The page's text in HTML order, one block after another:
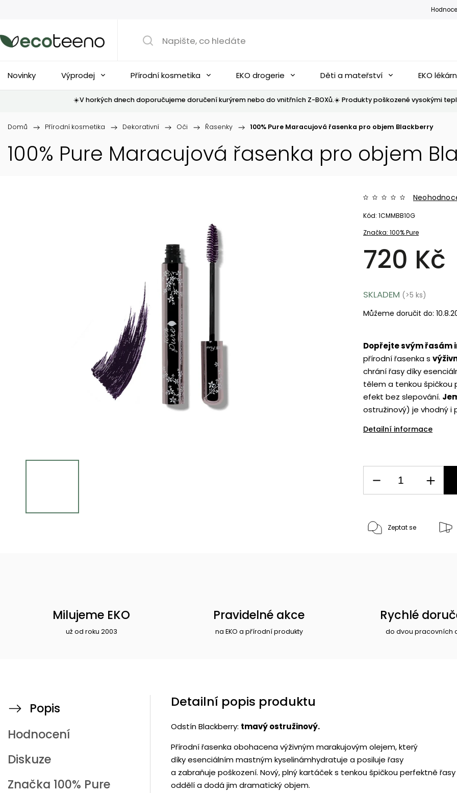
Novinky Výprodej Přírodní kosmetika EKO drogerie Děti a mateřství EKO
☀️V horkých dnech doporučujeme doručení kurýrem nebo do vnitřních Z-BOXů.☀️ Produkty poškozené vysokými
Domů / Přírodní kosmetika / Dekorativní / Oči / Řasenky / 100% Pure Maracujová řasenka pro objem Blackberry
100% Pure Maracujová řasenka pro objem
Značka:100% Pure
720 Kč
Kód: 1CMMBB10G
Dopřejte svým řasám
přírodní řasenka s
chrání řasy díky
tělem a tenkou špičkou
efekt bez slepování.
ostružinový) je vhodný i
Detailní informace
SKLADEM (>5 ks)
Můžeme doručit do:
Zeptat se
Milujeme EKO
už od roku 2003
Pravidelné akce
na EKO a přírodní produkty
Rychlé
do dvou pracovních
Popis
Hodnocení
Diskuze
Značka 100% Pure
Detailní popis produktu
Odstín Blackberry: tmavý ostružinový.
Přírodní řasenka obohacena výživným marakujovým olejem, který
díky esenciálním mastným kyselinámhydratuje a posiluje řasy
a zabraňuje poškození. Nový, plný kartáček s tenkou špičkou perfektně řasy
oddělí a dodá jim dramatický objem.